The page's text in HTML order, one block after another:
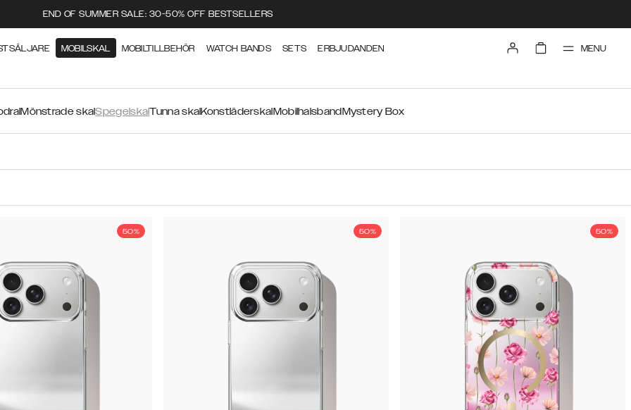
END OF SUMMER SALE: 30-50% OFF BESTSELLERS
MOBILSKAL MOBILTILLBEHÖR WATCH BANDS SETS ERBJUDANDEN MENU
Mönstrade skalSpegelskalTunna skalKonstläderskalMobilhalsbandMystery Box
50% 50% 50%